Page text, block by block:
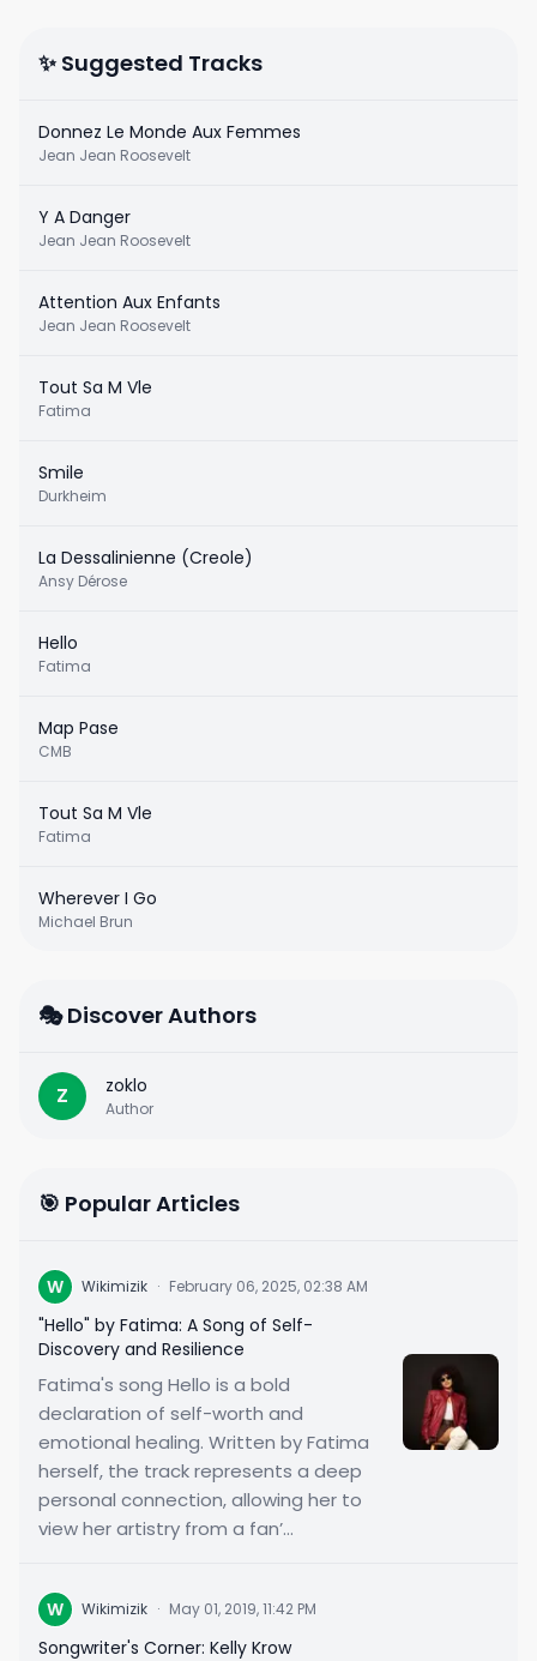
✨ Suggested Tracks
Donnez Le Monde Aux Femmes
Jean Jean Roosevelt
Y A Danger
Jean Jean Roosevelt
Attention Aux Enfants
Jean Jean Roosevelt
Tout Sa M Vle
Fatima
Smile
Durkheim
La Dessalinienne (Creole)
Ansy Dérose
Hello
Fatima
Map Pase
CMB
Tout Sa M Vle
Fatima
Wherever I Go
Michael Brun
🎭 Discover Authors
Z zoklo
Author
🎯 Popular Articles
W Wikimizik · February 06, 2025, 02:38 AM
"Hello" by Fatima: A Song of Self-
Discovery and Resilience
Fatima's song Hello is a bold
declaration of self-worth and
emotional healing. Written by Fatima
herself, the track represents a deep
personal connection, allowing her to
view her artistry from a fan’...
W Wikimizik · May 01, 2019, 11:42 PM
Songwriter's Corner: Kelly Krow